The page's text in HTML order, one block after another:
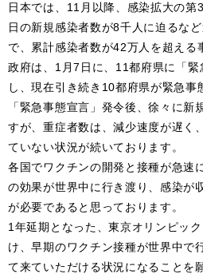
日本では、11月以降、感染拡大の
日の新規感染者数が8千人に迫るな
で、累計感染者数が42万人を超える
政府は、1月7日に、11都府県に「緊
し、現在引き続き10都府県が緊急事
「緊急事態宣言」発令後、徐々に新
すが、重症者数は、減少速度が遅く
ていない状況が続いております。
各国でワクチンの開発と接種が急速
の効果が世界中に行き渡り、感染が
が必要であると思っております。
1年延期となった、東京オリンピッ
け、早期のワクチン接種が世界中で
て来ていただける状況になることを